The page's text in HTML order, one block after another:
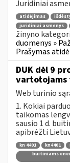
Juridiniai
atidėjimas
juridiniai asmenys
žinyno
duomenys »
Prašymas
DUK dėl 9
vartotojams
Web turinio
1. Kokiai
taikomas
sausio 1 d.
apibrėžti
kn 4401 kn4401
buitiniams